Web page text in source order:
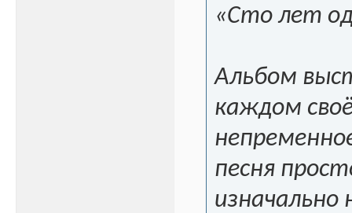
«Сто лет
Альбом
каждом
песня
изначально